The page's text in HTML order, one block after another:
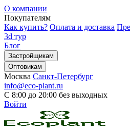
О компании
Покупателям
Как купить? Оплата и доставка
3d тур
Блог
Застройщикам
Оптовикам
Москва Санкт-Петербург
info@eco-plant.ru
С 8:00 до 20:00 без выходных
Войти